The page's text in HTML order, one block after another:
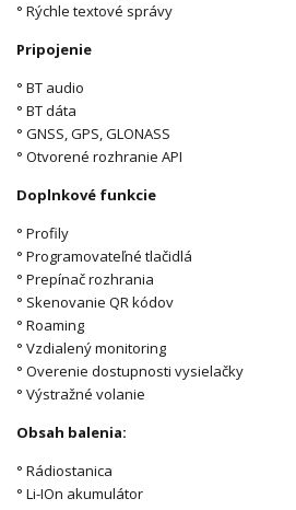
° Rýchle textové správy
Pripojenie
° BT audio
° BT dáta
° GNSS, GPS, GLONASS
° Otvorené rozhranie API
Doplnkové funkcie
° Profily
° Programovateľné tlačidlá
° Prepínač rozhrania
° Skenovanie QR kódov
° Roaming
° Vzdialený monitoring
° Overenie dostupnosti vysielačky
° Výstražné volanie
Obsah balenia:
° Rádiostanica
° Li-IOn akumulátor